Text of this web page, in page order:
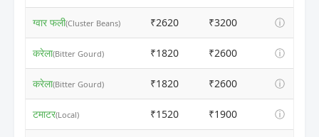
ग्वार फली(Cluster Beans) ₹2620 ₹3200 ⓘ
करेला(Bitter Gourd) ₹1820 ₹2600 ⓘ
करेला(Bitter Gourd) ₹1820 ₹2600 ⓘ
टमाटर(Local) ₹1520 ₹1900 ⓘ